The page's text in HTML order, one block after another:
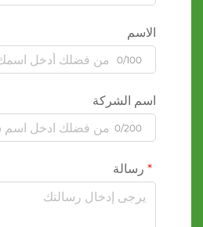
الاسم
0/100
اسم الشركة
0/200
رسالة